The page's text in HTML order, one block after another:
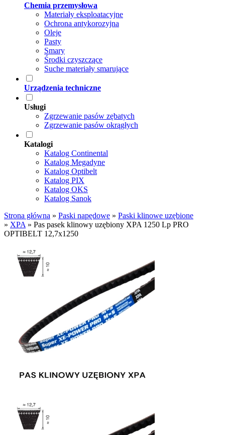
Chemia przemysłowa
Materiały eksploatacyjne
Ochrona antykorozyjna
Oleje
Pasty
Smary
Środki czyszczące
Suche materiały smarujące
Urządzenia techniczne
Usługi
Zgrzewanie pasów zębatych
Zgrzewanie pasów okrągłych
Katalogi
Katalog Continental
Katalog Megadyne
Katalog Optibelt
Katalog PIX
Katalog OKS
Katalog Sanok
Strona główna » Paski napędowe » Paski klinowe uzębione
» XPA » Pas pasek klinowy uzębiony XPA 1250 Lp PRO
OPTIBELT 12,7x1250